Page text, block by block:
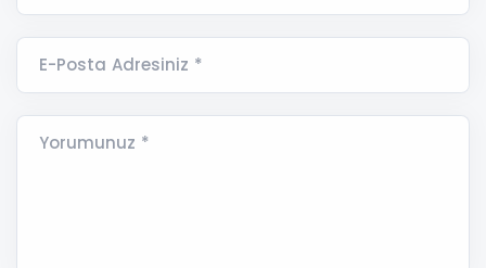
E-Posta Adresiniz *
Yorumunuz *